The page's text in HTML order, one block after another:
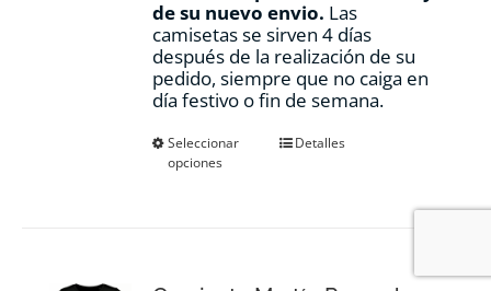
de su nuevo envio. Las
camisetas se sirven 4 días
después de la realización de su
pedido, siempre que no caiga en
día festivo o fin de semana.
Seleccionar
opciones
EsteDetalles